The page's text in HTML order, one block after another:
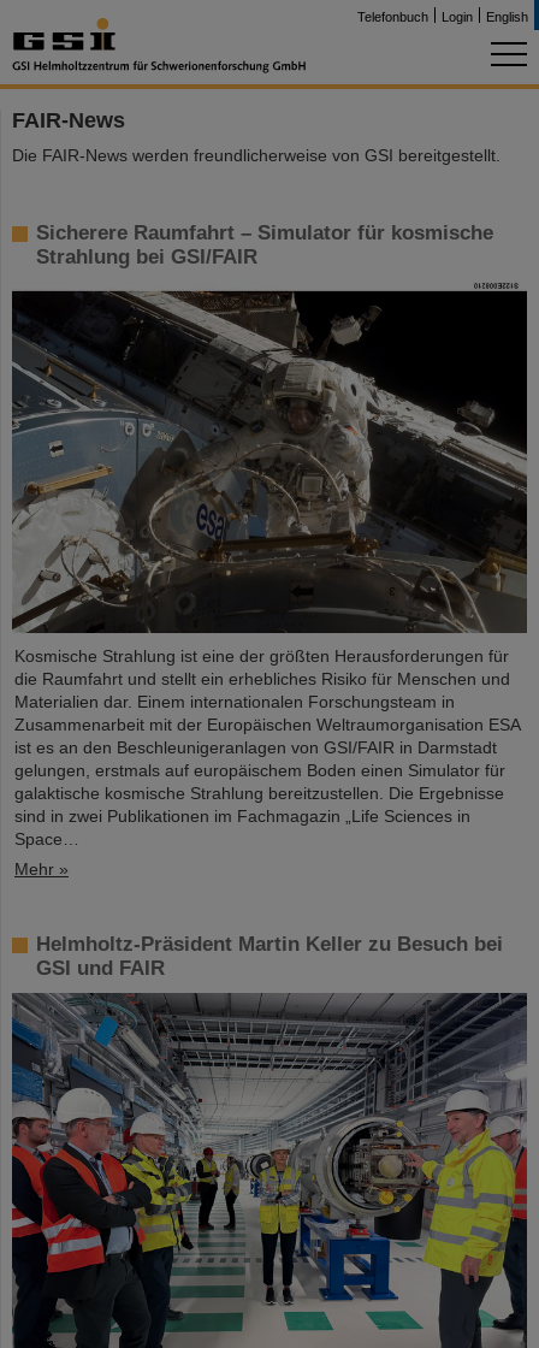
Telefonbuch Login English
FAIR-News
Die FAIR-News werden freundlicherweise von GSI bereitgestellt.
Sicherere Raumfahrt – Simulator für kosmische
Strahlung bei GSI/FAIR
Kosmische Strahlung ist eine der größten Herausforderungen für
die Raumfahrt und stellt ein erhebliches Risiko für Menschen und
Materialien dar. Einem internationalen Forschungsteam in
Zusammenarbeit mit der Europäischen Weltraumorganisation ESA
ist es an den Beschleunigeranlagen von GSI/FAIR in Darmstadt
gelungen, erstmals auf europäischem Boden einen Simulator für
galaktische kosmische Strahlung bereitzustellen. Die Ergebnisse
sind in zwei Publikationen im Fachmagazin „Life Sciences in
Space…
Mehr »
Helmholtz-Präsident Martin Keller zu Besuch bei
GSI und FAIR